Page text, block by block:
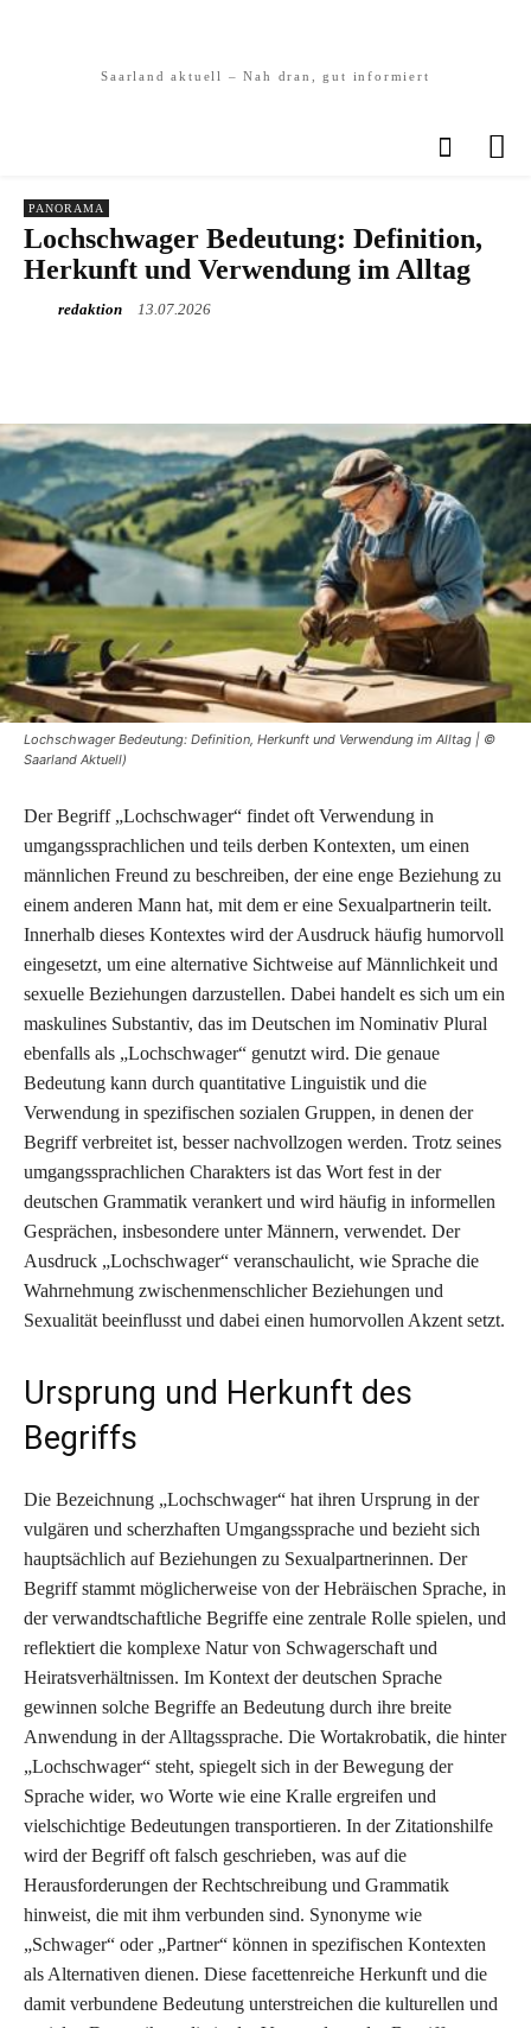
Saarland aktuell – Nah dran, gut informiert
PANORAMA
Lochschwager Bedeutung: Definition,
Herkunft und Verwendung im Alltag
redaktion 13.07.2026
Lochschwager Bedeutung: Definition, Herkunft und Verwendung im Alltag | ©
Saarland Aktuell)
Der Begriff „Lochschwager“ findet oft Verwendung in
umgangssprachlichen und teils derben Kontexten, um einen
männlichen Freund zu beschreiben, der eine enge Beziehung zu
einem anderen Mann hat, mit dem er eine Sexualpartnerin teilt.
Innerhalb dieses Kontextes wird der Ausdruck häufig humorvoll
eingesetzt, um eine alternative Sichtweise auf Männlichkeit und
sexuelle Beziehungen darzustellen. Dabei handelt es sich um ein
maskulines Substantiv, das im Deutschen im Nominativ Plural
ebenfalls als „Lochschwager“ genutzt wird. Die genaue
Bedeutung kann durch quantitative Linguistik und die
Verwendung in spezifischen sozialen Gruppen, in denen der
Begriff verbreitet ist, besser nachvollzogen werden. Trotz seines
umgangssprachlichen Charakters ist das Wort fest in der
deutschen Grammatik verankert und wird häufig in informellen
Gesprächen, insbesondere unter Männern, verwendet. Der
Ausdruck „Lochschwager“ veranschaulicht, wie Sprache die
Wahrnehmung zwischenmenschlicher Beziehungen und
Sexualität beeinflusst und dabei einen humorvollen Akzent setzt.
Ursprung und Herkunft des
Begriffs
Die Bezeichnung „Lochschwager“ hat ihren Ursprung in der
vulgären und scherzhaften Umgangssprache und bezieht sich
hauptsächlich auf Beziehungen zu Sexualpartnerinnen. Der
Begriff stammt möglicherweise von der Hebräischen Sprache, in
der verwandtschaftliche Begriffe eine zentrale Rolle spielen, und
reflektiert die komplexe Natur von Schwagerschaft und
Heiratsverhältnissen. Im Kontext der deutschen Sprache
gewinnen solche Begriffe an Bedeutung durch ihre breite
Anwendung in der Alltagssprache. Die Wortakrobatik, die hinter
„Lochschwager“ steht, spiegelt sich in der Bewegung der
Sprache wider, wo Worte wie eine Kralle ergreifen und
vielschichtige Bedeutungen transportieren. In der Zitationshilfe
wird der Begriff oft falsch geschrieben, was auf die
Herausforderungen der Rechtschreibung und Grammatik
hinweist, die mit ihm verbunden sind. Synonyme wie
„Schwager“ oder „Partner“ können in spezifischen Kontexten
als Alternativen dienen. Diese facettenreiche Herkunft und die
damit verbundene Bedeutung unterstreichen die kulturellen und